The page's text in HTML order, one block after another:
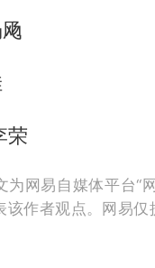
荣
为网易自媒体平台“
该作者观点。网易仅